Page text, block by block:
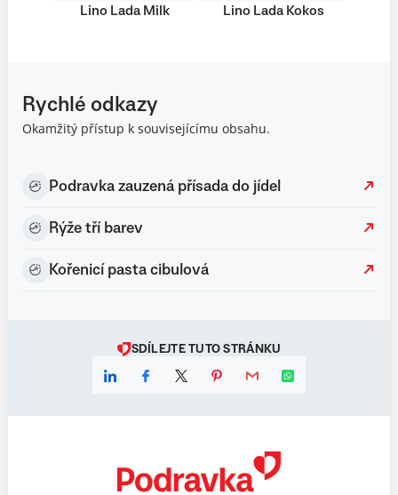
Lino Lada Milk Lino Lada Kokos
Rychlé odkazy
Okamžitý přístup k souvisejícímu obsahu.
Podravka zauzená přísada do jídel
Rýže tří barev
Kořenicí pasta cibulová
SDÍLEJTE TUTO STRÁNKU